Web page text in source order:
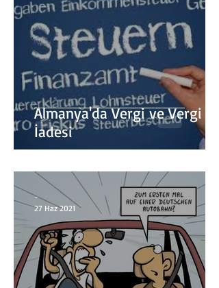
Almanya'da Vergi ve Vergi
İadesi
-
27 Haz 2021